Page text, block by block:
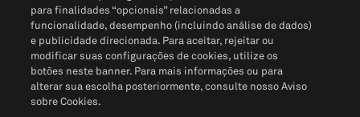
para finalidades “opcionais” relacionadas a
funcionalidade, desempenho (incluindo análise de dados)
e publicidade direcionada. Para aceitar, rejeitar ou
modificar suas configurações de cookies, utilize os
botões neste banner. Para mais informações ou para
alterar sua escolha posteriormente, consulte nosso Aviso
sobre Cookies.